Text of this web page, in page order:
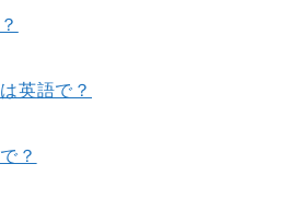
英語で？
？